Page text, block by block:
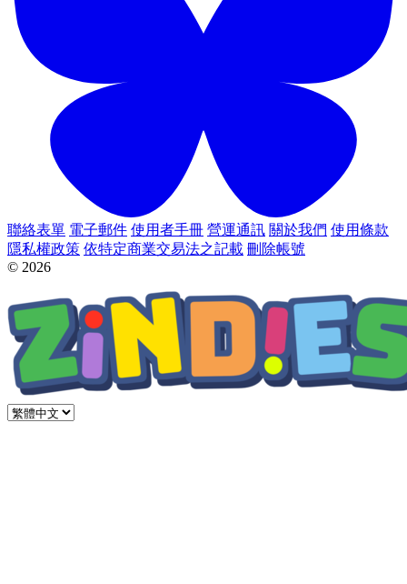
聯絡表單 電子郵件 使用者手冊 營運通訊 關於我們 使用條款
隱私權政策 依特定商業交易法之記載 刪除帳號
© 2026